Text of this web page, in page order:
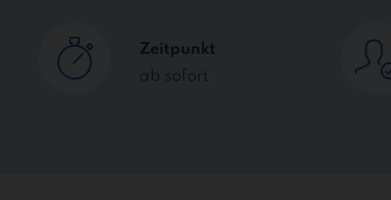
Zeitpunkt
ab sofort